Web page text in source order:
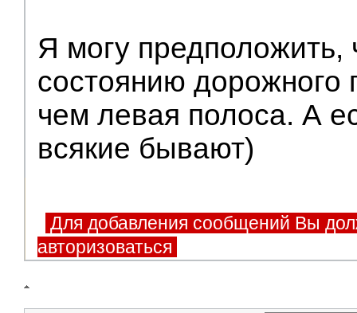
Я могу предположить,
состоянию дорожного
чем левая полоса. А
всякие бывают)
Для добавления сообщений Вы
авторизоваться